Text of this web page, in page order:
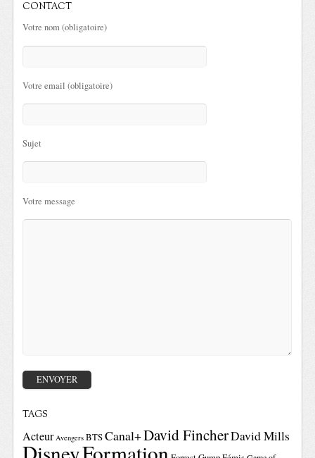
CONTACT
Votre nom (obligatoire)
Votre email (obligatoire)
Sujet
Votre message
TAGS
Acteur Avengers BTSCanal+David FincherDavid Mills